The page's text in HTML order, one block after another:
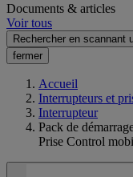
Documents & articles
Voir tous
Rechercher en scannant
fermer
Accueil
Interrupteurs et
Interrupteur
Pack de
Prise Control